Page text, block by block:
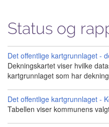
Status og
Det offentlige kartgrunnlaget -
Dekningskartet viser hvilke
kartgrunnlaget som har
Det offentlige kartgrunnlaget -
Tabellen viser kommunens